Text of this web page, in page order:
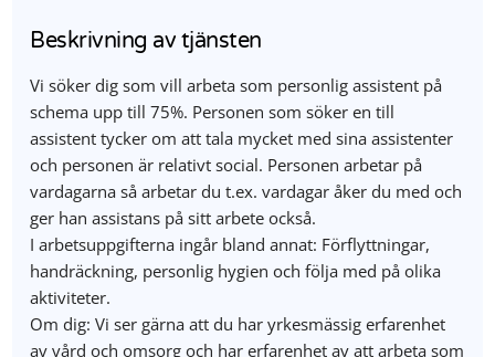
Beskrivning av tjänsten
Vi söker dig som vill arbeta som personlig assistent på
schema upp till 75%. Personen som söker en till
assistent tycker om att tala mycket med sina assistenter
och personen är relativt social. Personen arbetar på
vardagarna så arbetar du t.ex. vardagar åker du med och
ger han assistans på sitt arbete också.
I arbetsuppgifterna ingår bland annat: Förflyttningar,
handräckning, personlig hygien och följa med på olika
aktiviteter.
Om dig: Vi ser gärna att du har yrkesmässig erfarenhet
av vård och omsorg och har erfarenhet av att arbeta som